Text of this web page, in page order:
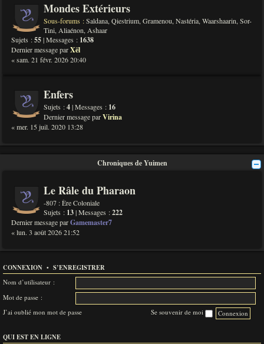
Mondes Extérieurs
Sous-forums :Saldana, Qiestrium, Gramenou, Nastéria, Waarshaarin, Sor-
Tini, Aliaénon, Ashaar
Sujets :55| Messages : 1638
Dernier message parXël
« sam. 21 févr. 2026 20:40
Enfers
Sujets :4| Messages : 16
Dernier message parVirina
« mer. 15 juil. 2020 13:28
Chroniques de Yuimen
Le Râle du Pharaon
-807 : Ère Coloniale
Sujets : 13| Messages :222
Dernier message parGamemaster7
« lun. 3 août 2026 21:52
CONNEXION • S’ENREGISTRER
Nom d’utilisateur :
Mot de passe :
J’ai oublié mon mot de passe
Se souvenir de moi
QUI EST EN LIGNE